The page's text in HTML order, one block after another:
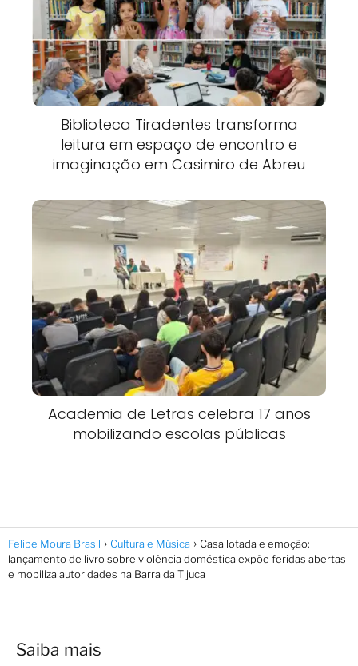
Biblioteca Tiradentes transforma
leitura em espaço de encontro e
imaginação em Casimiro de Abreu
Academia de Letras celebra 17 anos
mobilizando escolas públicas
Felipe Moura Brasil Cultura e Música
Casa lotada e emoção:
lançamento de livro sobre violência doméstica expõe feridas abertas
e mobiliza autoridades na Barra da Tijuca
Saiba mais